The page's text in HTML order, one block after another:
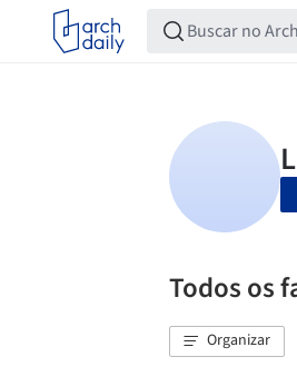
Todos os
Organizar